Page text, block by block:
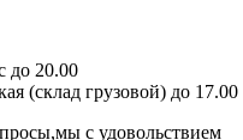
до 20.00
(склад грузовой) до 17.00
с удовольствием